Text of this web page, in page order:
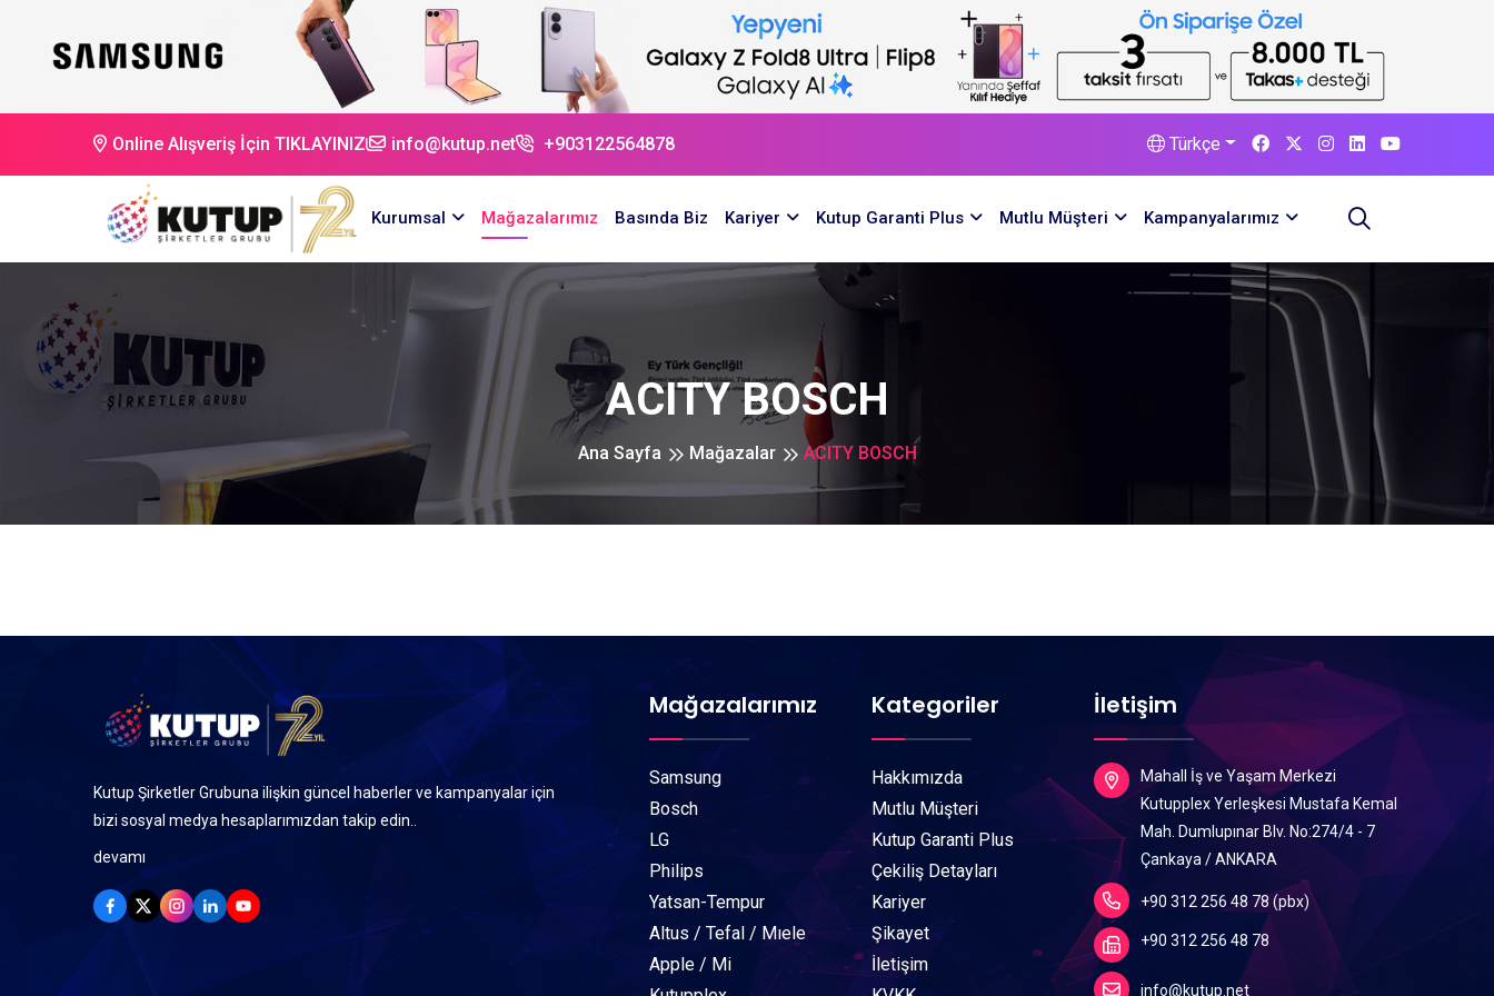
Online Alışveriş İçin TIKLAYINIZ info@kutup.net +903122564878 Türkçe
Kurumsal Mağazalarımız Basında Biz Kariyer Kutup Garanti Plus Mutlu Müşteri Kampanyalarımız
ACITY BOSCH
Ana Sayfa Mağazalar ACITY BOSCH
Kutup Şirketler Grubuna ilişkin güncel haberler ve kampanyalar için
bizi sosyal medya hesaplarımızdan takip edin..
devamı
Mağazalarımız
Samsung
Bosch
LG
Philips
Yatsan-Tempur
Altus / Tefal / Mıele
Apple / Mi
Kategoriler
Hakkımızda
Mutlu Müşteri
Kutup Garanti Plus
Çekiliş Detayları
Kariyer
Şikayet
İletişim
İletişim
Mahall İş ve Yaşam Merkezi
Kutupplex Yerleşkesi Mustafa Kemal
Mah. Dumlupınar Blv. No:274/4 - 7
Çankaya / ANKARA
+90 312 256 48 78 (pbx)
+90 312 256 48 78
info@kutup.net